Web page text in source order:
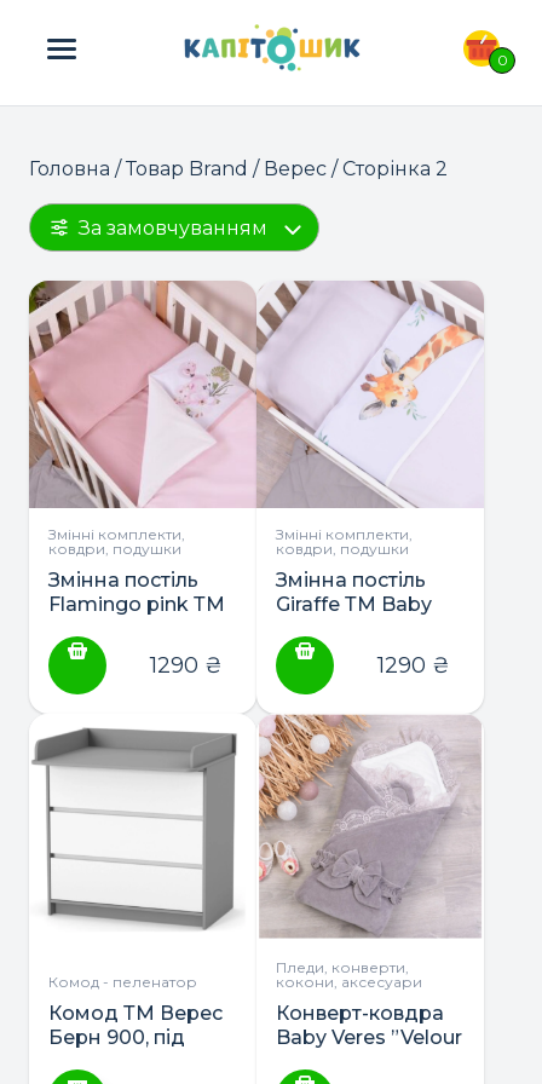
0
ПОШУК ТОВАРІВ:
Головна / Товар Brand / Верес / Сторінка 2
За замовчуванням
Змінні комплекти,
ковдри, подушки
Змінна постіль
Flamingo pink ТМ
1290 ₴
Змінні комплекти,
ковдри, подушки
Змінна постіль
Giraffe ТМ Baby
1290 ₴
Комод - пеленатор
Комод ТМ Верес
Берн 900, під
Пледи, конверти,
кокони, аксесуари
Конверт-ковдра
Baby Veres ”Velour